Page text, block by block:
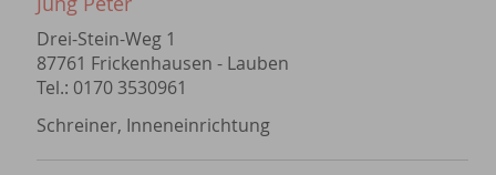
Drei-Stein-Weg 1
87761 Frickenhausen - Lauben
Tel.: 0170 3530961
Schreiner, Inneneinrichtung